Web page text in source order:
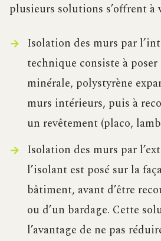
plusieurs solutions s’offrent à
Isolation des murs par
technique consiste à
minérale, polystyrène
murs intérieurs, puis à
un revêtement (placo,
Isolation des murs par
l’isolant est posé sur la
bâtiment, avant d’être
ou d’un bardage. Cette
l’avantage de ne pas